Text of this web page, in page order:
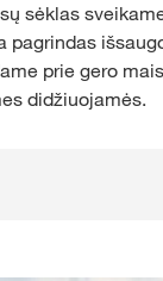
sėklas
pagrindas
prie gero
didžiuojamės.